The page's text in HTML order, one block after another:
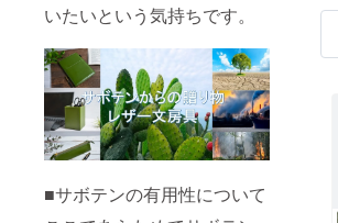
いたいという気持ちです。
■サボテンの有用性について